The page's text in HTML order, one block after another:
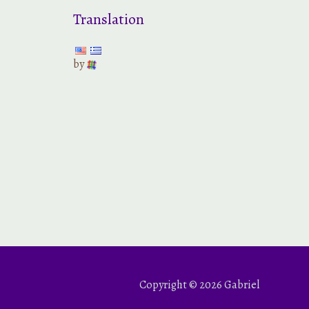
Translation
by
Copyright © 2026 Gabriel